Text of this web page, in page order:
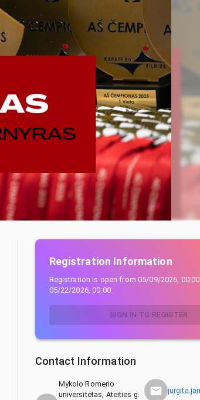
Registration Information
Registration is open from 05/09/2026, 00:00
05/22/2026, 00:00
SIGN IN TO REGISTER
Contact Information
Mykolo Romerio
universitetas, Ateities g.